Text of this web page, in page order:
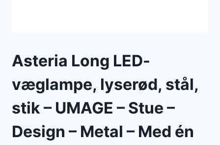
Asteria Long LED-
væglampe, lyserød, stål,
stik – UMAGE – Stue –
Design – Metal – Med én